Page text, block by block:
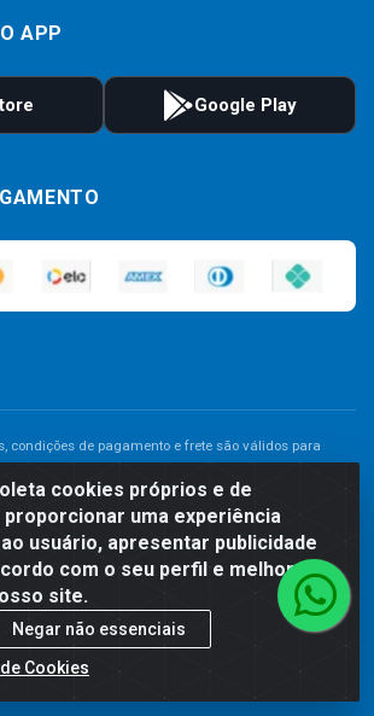
cookies próprios e de
uma experiência
usuário, apresentar publicidade
com o seu perfil e melhorar a
site.
Negar não essenciais
Cookies
APP
condições de pagamento e frete são válidos para
será válido o preço que for exibido no carrinho de
do pagamento. As vendas estão sujeitas a
do estoque. Imagens de produtos meramente
Construção 2001 LTDA - Av. Congresso
- São José, Carpina - PE - CEP: 55811-000 -
70.220.389/0001-66